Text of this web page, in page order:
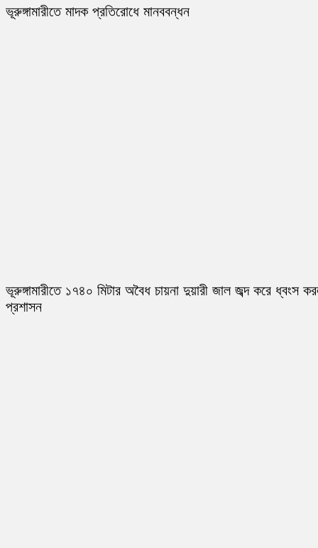
ভূরুঙ্গামারীতে মাদক প্রতিরোধে মানববন্ধন
ভূরুঙ্গামারীতে ১৭৪০ মিটার অবৈধ চায়না দুয়ারী জাল জব্দ করে ধ্বংস
প্রশাসন